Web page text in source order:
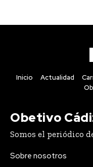
Inicio Actualidad
Obetivo
Somos el periódico
Sobre nosotros